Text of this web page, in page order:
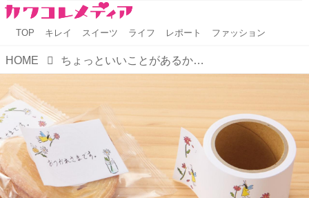
TOP キレイ スイーツ ライフ レポート ファッション
HOME ちょっといいことがあるかもしれない『小さな願いを叶える おまじない』シリーズ第2弾